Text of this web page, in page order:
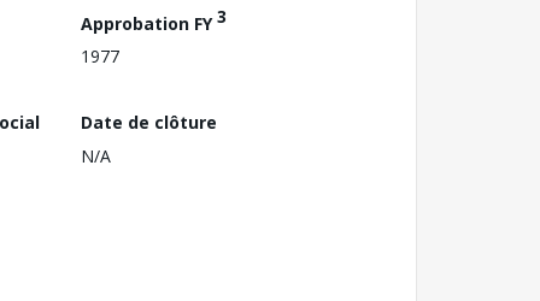
Approbation FY3
1977
Date de clôture
N/A